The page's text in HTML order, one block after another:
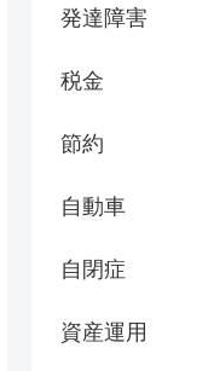
発達障害
税金
節約
自動車
自閉症
資産運用